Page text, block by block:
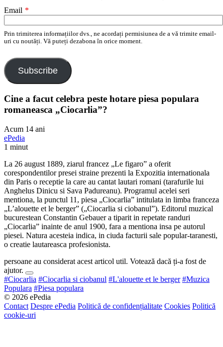
Email *
Prin trimiterea informațiilor dvs., ne acordați permisiunea de a vă trimite email-
uri cu noutăți. Vă puteți dezabona în orice moment.
Subscribe
Cine a facut celebra peste hotare piesa populara
romaneasca „Ciocarlia”?
Acum 14 ani
ePedia
1 minut
La 26 august 1889, ziarul francez „Le figaro” a oferit
corespondentilor presei straine prezenti la Expozitia internationala
din Paris o receptie la care au cantat lautari romani (tarafurile lui
Anghelus Dinicu si Sava Padureanu). Programul acelei seri
mentiona, la punctul 11, piesa „Ciocarlia” intitulata in limba franceza
„L’alouette et le berger” („Ciocarlia si ciobanul”). Editorul muzical
bucurestean Constantin Gebauer a tiparit in repetate randuri
„Ciocarlia” inainte de anul 1900, fara a mentiona insa pe autorul
piesei. Natura acesteia indica, in ciuda facturii sale popular-taranesti,
o creatie lautareasca profesionista.
persoane au considerat acest articol util. Votează dacă ți-a fost de
ajutor.
#Ciocarlia #Ciocarlia si ciobanul #L'alouette et le berger #Muzica
Populara #Piesa populara
© 2026 ePedia
Contact Despre ePedia Politică de confidențialitate Cookies Politică
cookie-uri